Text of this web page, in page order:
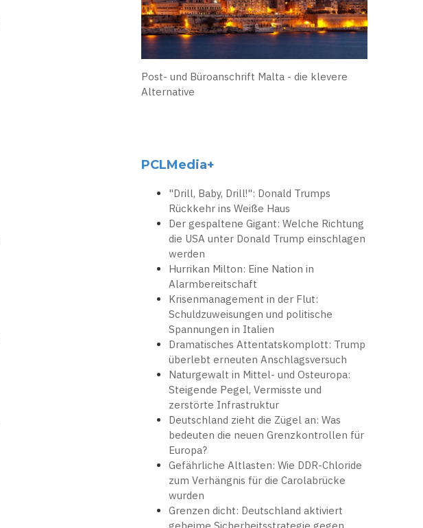
Post- und Büroanschrift Malta - die klevere
Alternative
PCLMedia+
"Drill, Baby, Drill!": Donald Trumps
Rückkehr ins Weiße Haus
Der gespaltene Gigant: Welche Richtung
die USA unter Donald Trump einschlagen
werden
Hurrikan Milton: Eine Nation in
Alarmbereitschaft
Krisenmanagement in der Flut:
Schuldzuweisungen und politische
Spannungen in Italien
Dramatisches Attentatskomplott: Trump
überlebt erneuten Anschlagsversuch
Naturgewalt in Mittel- und Osteuropa:
Steigende Pegel, Vermisste und
zerstörte Infrastruktur
Deutschland zieht die Zügel an: Was
bedeuten die neuen Grenzkontrollen für
Europa?
Gefährliche Altlasten: Wie DDR-Chloride
zum Verhängnis für die Carolabrücke
wurden
Grenzen dicht: Deutschland aktiviert